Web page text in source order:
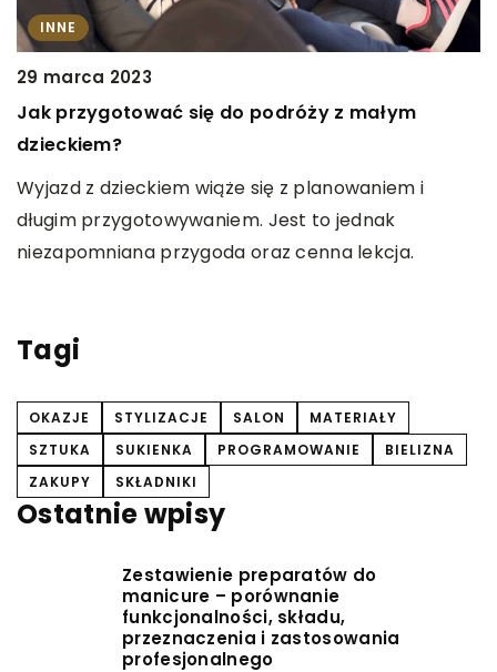
INNE
29 marca 2023
Jak przygotować się do podróży z małym
dzieckiem?
Wyjazd z dzieckiem wiąże się z planowaniem i
długim przygotowywaniem. Jest to jednak
niezapomniana przygoda oraz cenna lekcja.
Tagi
OKAZJE STYLIZACJE SALON
MATERIAŁY
SZTUKA
SUKIENKA PROGRAMOWANIE
BIELIZNA
ZAKUPY
SKŁADNIKI
Ostatnie wpisy
Zestawienie preparatów do
manicure – porównanie
funkcjonalności, składu,
przeznaczenia i zastosowania
profesjonalnego